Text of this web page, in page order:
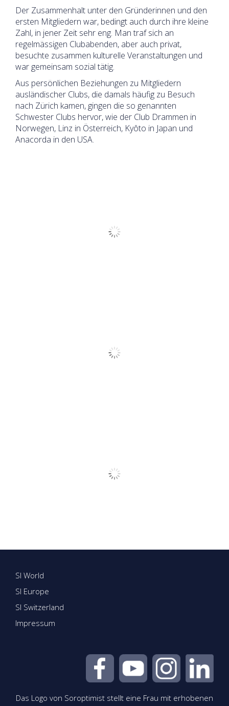
Der Zusammenhalt unter den Gründerinnen und den
ersten Mitgliedern war, bedingt auch durch ihre kleine
Zahl, in jener Zeit sehr eng. Man traf sich an
regelmässigen Clubabenden, aber auch privat,
besuchte zusammen kulturelle Veranstaltungen und
war gemeinsam sozial tätig.
Aus persönlichen Beziehungen zu Mitgliedern
ausländischer Clubs, die damals häufig zu Besuch
nach Zürich kamen, gingen die so genannten
Schwester Clubs hervor, wie der Club Drammen in
Norwegen, Linz in Österreich, Kyôto in Japan und
Anacorda in den USA.
SI World
SI Europe
SI Switzerland
Impressum
Das Logo von Soroptimist stellt eine Frau mit erhobenen